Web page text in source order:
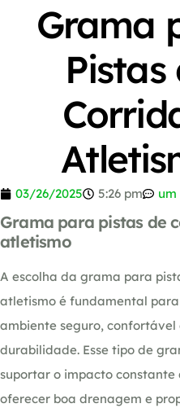
Grama
Pistas
03/26/2025 5:26 pm
Grama para pistas de
atletismo
A escolha da grama para
atletismo é fundamental
ambiente seguro, confortável
durabilidade. Esse tipo de
suportar o impacto constante
oferecer boa drenagem e